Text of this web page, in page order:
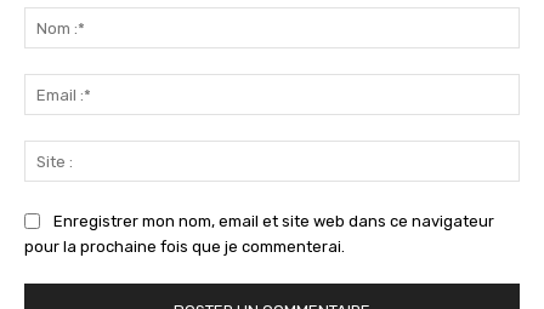
Enregistrer mon nom, email et site web dans ce navigateur
pour la prochaine fois que je commenterai.